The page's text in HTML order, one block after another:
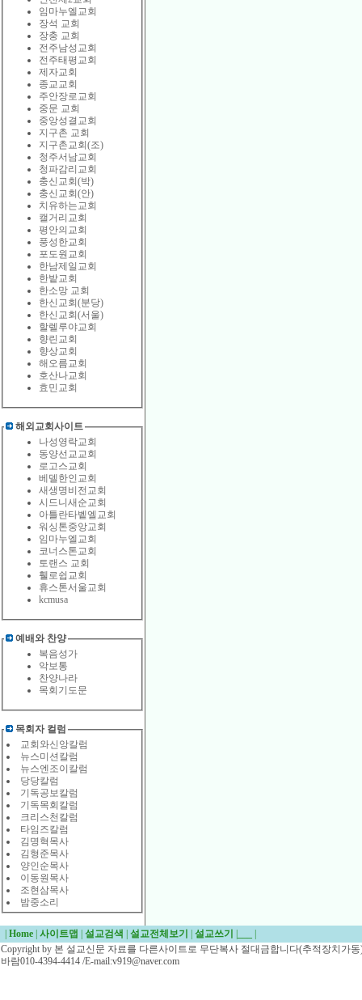
임마누엘교회
장석 교회
장충 교회
전주남성교회
전주태평교회
제자교회
종교교회
주안장로교회
중문 교회
중앙성결교회
지구촌 교회
지구촌교회(조)
청주서남교회
청파감리교회
충신교회(박)
충신교회(안)
치유하는교회
캘거리교회
평안의교회
풍성한교회
포도원교회
한남제일교회
한밭교회
한소망 교회
한신교회(분당)
한신교회(서울)
할렐루야교회
향린교회
향상교회
해오름교회
호산나교회
효민교회
해외교회사이트
나성영락교회
동양선교교회
로고스교회
베델한인교회
새생명비전교회
시드니새순교회
아틀란타벹엘교회
워싱톤중앙교회
임마누엘교회
코너스톤교회
토랜스 교회
휄로쉽교회
휴스톤서울교회
kcmusa
예배와 찬양
복음성가
악보통
찬양나라
목회기도문
목회자 컬럼
교회와신앙칼럼
뉴스미션칼럼
뉴스엔조이칼럼
당당칼럼
기독공보칼럼
기독목회칼럼
크리스천칼럼
타임즈칼럼
김명혁목사
김형준목사
양인순목사
이동원목사
조현삼목사
밤중소리
Home 사이트맵 설교검색 설교전체보기 설교쓰기
Copyright by 본 설교신문 자료를 다른사이트로 무단복사 절대금합니다(추적장치가
바람010-4394-4414 /E-mail:v919@naver.com